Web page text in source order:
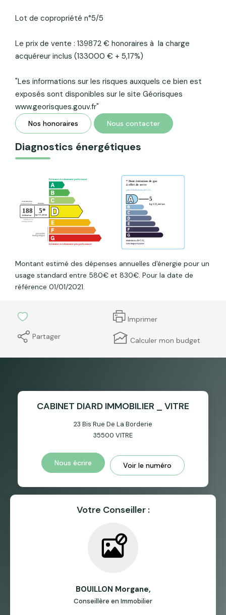
Lot de copropriété n°5/5
Le prix de vente : 139872 € honoraires à la charge
acquéreur inclus (133000 € + 5,17%)
"Les informations sur les risques auxquels ce bien est
exposés sont disponibles sur le site Géorisques
www.georisques.gouv.fr"
Nos honoraires Nous contacter
Diagnostics énergétiques
Montant estimé des dépenses annuelles d'énergie pour un
usage standard entre 580€ et 830€. Pour la date de
référence 01/01/2021.
Imprimer
Partager
Calculer mon budget
CABINET DIARD IMMOBILIER _ VITRE
23 Bis Rue De La Borderie
35500 VITRE
Nous écrire Voir le numéro
Votre Conseiller :
BOUILLON Morgane,
Conseillère en Immobilier